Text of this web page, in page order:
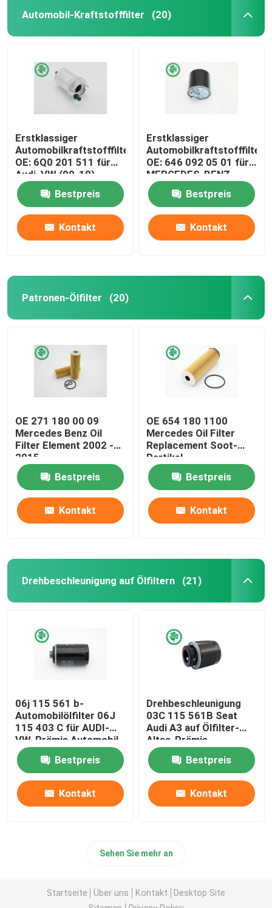
Automobil-Kraftstofffilter (20)
Erstklassiger
Automobilkraftstofffilter
OE: 6Q0 201 511 für
Audi, VW (00-18),
SEAT
Bestpreis
Kontakt
Erstklassiger
Automobilkraftstofffilter
OE: 646 092 05 01 für
MERCEDES-BENZ,
SMART
Bestpreis
Kontakt
Patronen-Ölfilter (20)
OE 271 180 00 09
Mercedes Benz Oil
Filter Element 2002 -
2015
Bestpreis
Kontakt
OE 654 180 1100
Mercedes Oil Filter
Replacement Soot-
Partikel
Bestpreis
Kontakt
Drehbeschleunigung auf Ölfiltern (21)
06j 115 561 b-
Automobilölfilter 06J
115 403 C für AUDI-
VW-Prämie Automobil
Bestpreis
Kontakt
Drehbeschleunigung
03C 115 561B Seat
Audi A3 auf Ölfilter-
Altea-Prämie
Automobil für
abgeschliffenes Metall
Bestpreis
Kontakt
Sehen Sie mehr an
Startseite Über uns Kontakt
Desktop Site